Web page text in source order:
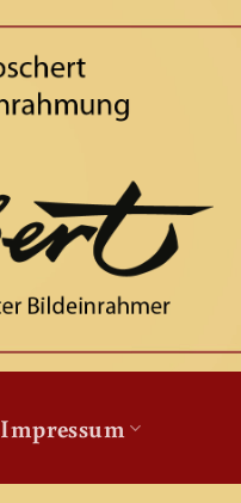
Impressum